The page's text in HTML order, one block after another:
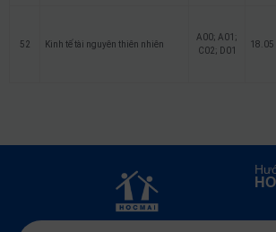
52 Kinh tế tài nguyên thiên nhiên
A00; A01;
C02; D01
18.05